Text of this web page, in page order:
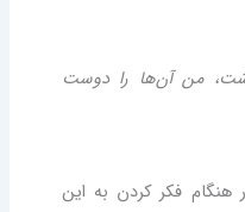
من آن‌ها را دوست
هنگام فکر کردن به این